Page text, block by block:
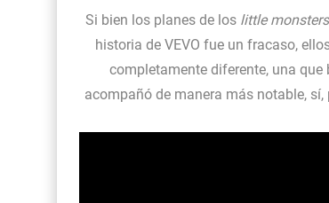
Si bien los planes de los little monsters
historia de VEVO fue un fracaso,
completamente diferente, una
acompañó de manera más notable,